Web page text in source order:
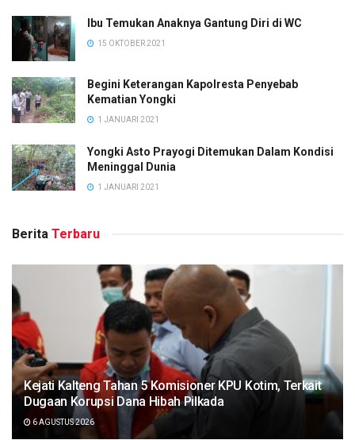
Ibu Temukan Anaknya Gantung Diri di WC
15 OKTOBER 2021
Begini Keterangan Kapolresta Penyebab
Kematian Yongki
1 JANUARI 2021
Yongki Asto Prayogi Ditemukan Dalam Kondisi
Meninggal Dunia
1 JANUARI 2021
Berita Terbaru
Kejati Kalteng Tahan 5 Komisioner KPU Kotim, Terkait
Dugaan Korupsi Dana Hibah Pilkada
6 AGUSTUS 2026